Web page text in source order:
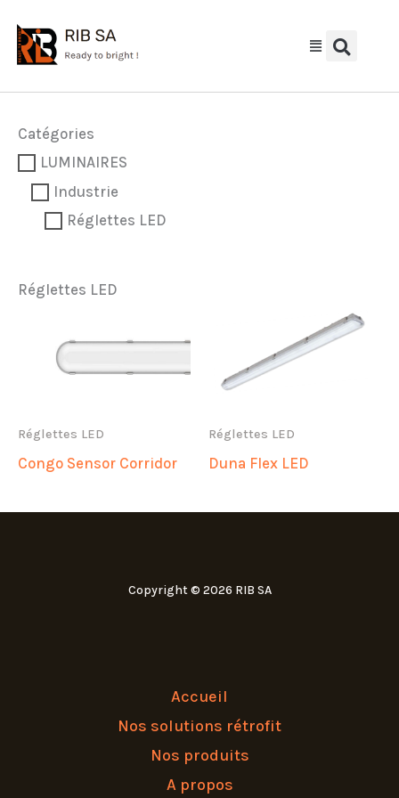
contenu
Catégories
LUMINAIRES
Industrie
Réglettes LED
Réglettes LED
Réglettes LED
Congo Sensor Corridor
Réglettes LED
Duna Flex LED
Copyright © 2026 RIB SA
Accueil
Nos solutions rétrofit
Nos produits
A propos